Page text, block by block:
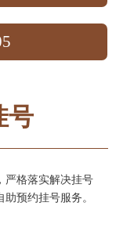
号
严格落实解决挂号
预约挂号服务。